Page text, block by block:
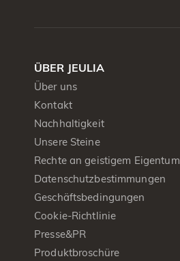
ÜBER JEULIA
Über uns
Kontakt
Nachhaltigkeit
Unsere Steine
Rechte an geistigem Eigentum
Datenschutzbestimmungen
Geschäftsbedingungen
Cookie-Richtlinie
Presse&PR
Produktbroschüre